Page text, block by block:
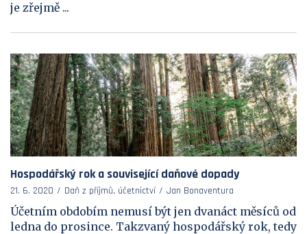
je zřejmě ...
Hospodářský rok a související daňové dopady
21. 6. 2020 Daň z příjmů, účetnictví Jan Bonaventura
Účetním obdobím nemusí být jen dvanáct měsíců od
ledna do prosince. Takzvaný hospodářský rok, tedy